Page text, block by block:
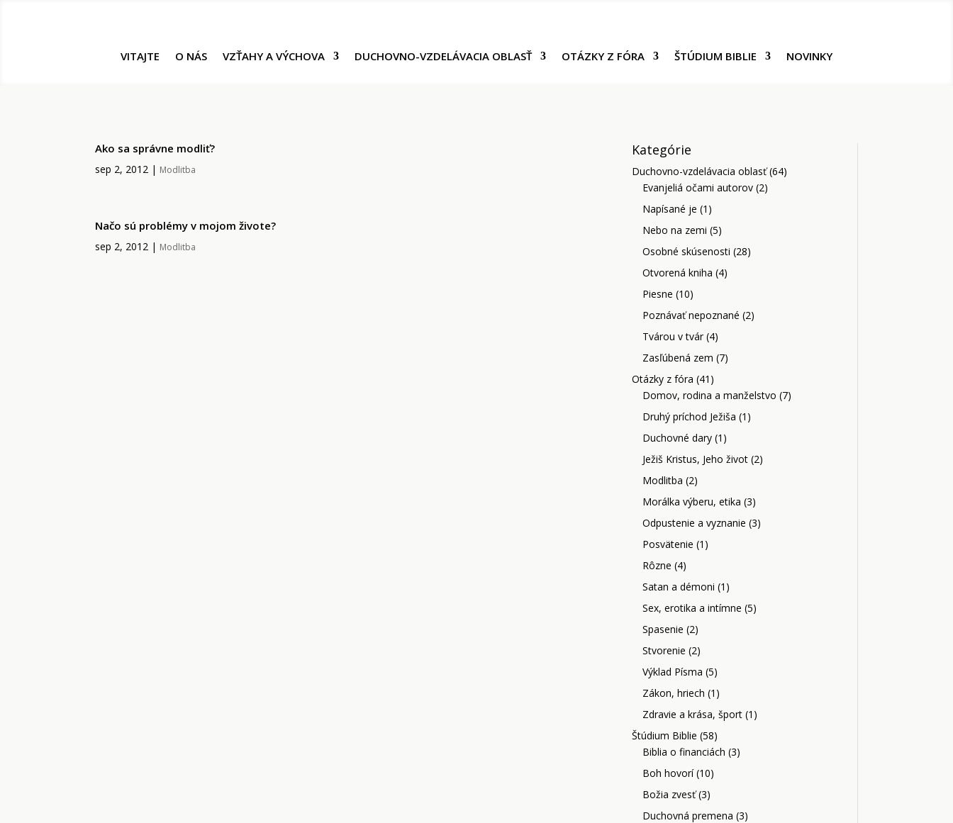
VITAJTE O NÁS VZŤAHY A VÝCHOVA DUCHOVNO-VZDELÁVACIA OBLASŤ OTÁZKY Z FÓRA ŠTÚDIUM BIBLIE NOVINKY
Ako sa správne modliť?
sep 2, 2012 | Modlitba
Načo sú problémy v mojom živote?
sep 2, 2012 | Modlitba
Kategórie
Duchovno-vzdelávacia oblasť(64)
Evanjeliá očami autorov(2)
Napísané je (1)
Nebo na zemi (5)
Osobné skúsenosti (28)
Otvorená kniha (4)
Piesne (10)
Poznávať nepoznané (2)
Tvárou v tvár(4)
Zasľúbená zem (7)
Otázky z fóra (41)
Domov, rodina a manželstvo (7)
Druhý príchod Ježiša (1)
Duchovné dary(1)
Ježiš Kristus, Jeho život(2)
Modlitba (2)
Morálka výberu, etika (3)
Odpustenie a vyznanie (3)
Posvätenie (1)
Rôzne (4)
Satan a démoni (1)
Sex, erotika a intímne (5)
Spasenie (2)
Stvorenie (2)
Výklad Písma (5)
Zákon, hriech (1)
Zdravie a krása, šport(1)
Štúdium Biblie (58)
Biblia o financiách (3)
Boh hovorí(10)
Božia zvesť(3)
Duchovná premena (3)